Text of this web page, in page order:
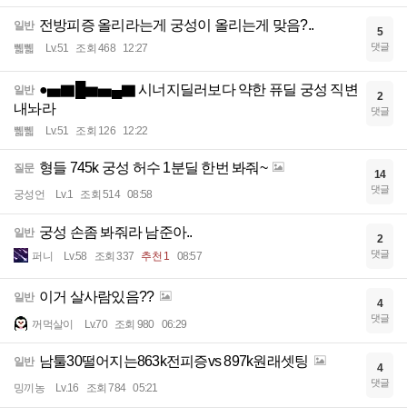
일반 전방피증 올리라는게 궁성이 올리는게 맞음?..
쀏쀏 Lv.51 조회 468 12:27
5
댓글
일반 ●▅▇█▆▅▄▇ 시너지딜러보다 약한 퓨딜 궁성 직변
내놔라
쀏쀏 Lv.51 조회 126 12:22
2
댓글
질문 형들 745k 궁성 허수 1분딜 한번 봐줘~
궁성언 Lv.1 조회 514 08:58
14
댓글
일반 궁성 손좀 봐줘라 남준아..
퍼니 Lv.58 조회 337 추천 1 08:57
2
댓글
일반 이거 살사람있음??
꺼먹살이 Lv.70 조회 980 06:29
4
댓글
일반 남툴30떨어지는863k전피증vs 897k원래셋팅
밍끼농 Lv.16 조회 784 05:21
4
댓글